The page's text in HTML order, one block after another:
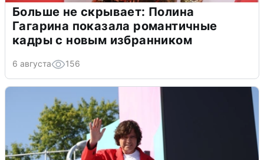
Больше не скрывает: Полина
Гагарина показала романтичные
кадры с новым избранником
6 августа 156